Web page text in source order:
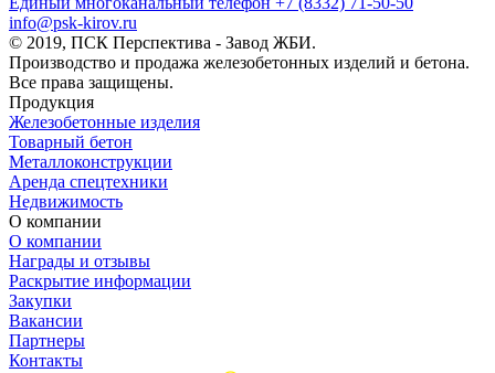
info@psk-kirov.ru
© 2019, ПСК Перспектива - Завод ЖБИ.
Производство и продажа железобетонных изделий и бетона.
Все права защищены.
Продукция
Железобетонные изделия
Товарный бетон
Металлоконструкции
Аренда спецтехники
Недвижимость
О компании
О компании
Награды и отзывы
Раскрытие информации
Закупки
Вакансии
Партнеры
Контакты